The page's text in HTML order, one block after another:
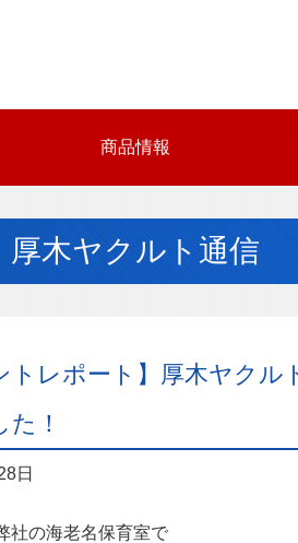
商品情報
厚木ヤクルト通信
トレポート】厚木ヤク
！
日
社の海老名保育室で